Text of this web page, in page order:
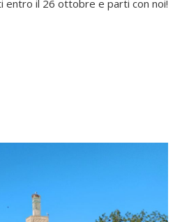
entro il 26 ottobre e parti con noi!